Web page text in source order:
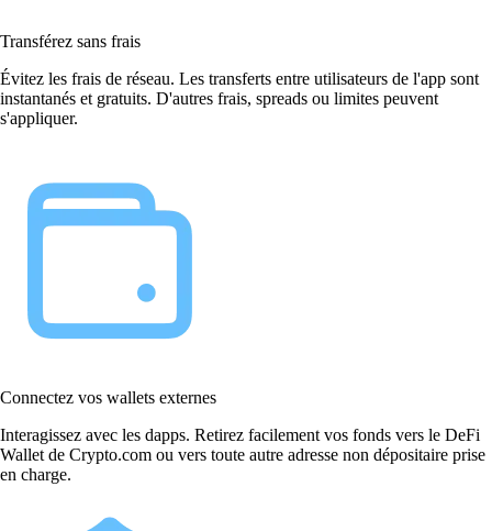
Transférez sans frais
Évitez les frais de réseau. Les transferts entre utilisateurs de l'app sont
instantanés et gratuits. D'autres frais, spreads ou limites peuvent
s'appliquer.
Connectez vos wallets externes
Interagissez avec les dapps. Retirez facilement vos fonds vers le DeFi
Wallet de Crypto.com ou vers toute autre adresse non dépositaire prise
en charge.